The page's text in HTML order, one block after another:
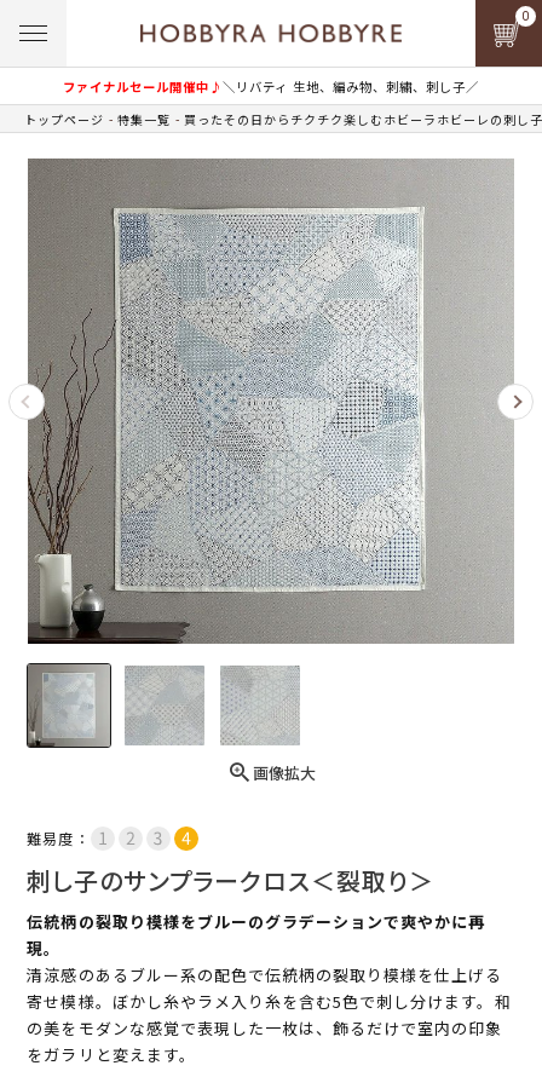
ファイナルセール開催中♪＼リバティ 生地、編み物、刺繍、刺し子／
0
トップページ 特集一覧 買ったその日からチクチク楽しむホビーラホビーレの刺し子
画像拡大
難易度：
刺し子のサンプラークロス＜裂取り＞
伝統柄の裂取り模様をブルーのグラデーションで爽やかに再
現。
清涼感のあるブルー系の配色で伝統柄の裂取り模様を仕上げる
寄せ模様。ぼかし糸やラメ入り糸を含む5色で刺し分けます。和
の美をモダンな感覚で表現した一枚は、飾るだけで室内の印象
をガラリと変えます。